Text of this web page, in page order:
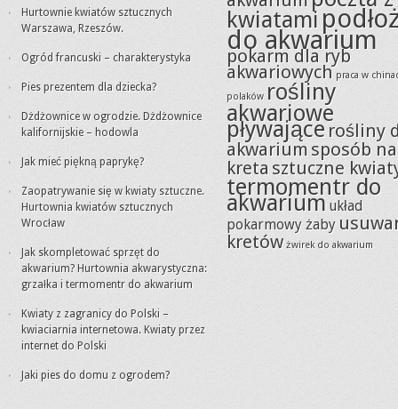
Hurtownie kwiatów sztucznych
Warszawa, Rzeszów.
Ogród francuski – charakterystyka
Pies prezentem dla dziecka?
Dżdżownice w ogrodzie. Dżdżownice
kalifornijskie – hodowla
Jak mieć piękną paprykę?
Zaopatrywanie się w kwiaty sztuczne.
Hurtownia kwiatów sztucznych
Wrocław
Jak skompletować sprzęt do
akwarium? Hurtownia akwarystyczna:
grzałka i termomentr do akwarium
Kwiaty z zagranicy do Polski –
kwiaciarnia internetowa. Kwiaty przez
internet do Polski
Jaki pies do domu z ogrodem?
kwiatami
do akwarium
pokarm dla ryb
akwariowych praca w
polaków rośliny
akwariowe
pływające rośliny
akwarium sposób na
kreta sztuczne
termomentr do
akwarium układ
pokarmowy żaby
kretów żwirek do akwarium